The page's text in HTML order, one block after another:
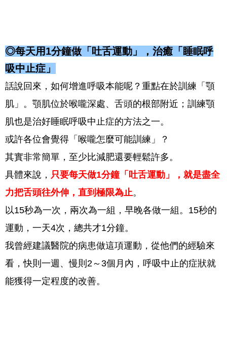
◎每天用1分鐘做「吐舌運動」，治癒「睡眠呼
吸中止症」
話說回來，如何增進呼吸本能呢？重點在於訓練「顎
肌」。顎肌位於喉嚨深處、舌頭的根部附近；訓練顎
肌也是治好睡眠呼吸中止症的方法之一。
或許各位會覺得「喉嚨怎麼可能訓練」？
其實非常簡單，至少比減肥還要輕鬆許多。
具體來說， 只要每天做1分鐘「吐舌運動」，就是盡全
力把舌頭往外伸，直到極限為止。
以15秒為一次，兩次為一組，早晚各做一組。15秒的
運動，一天4次，總共才1分鐘。
我曾經建議醫院的病患做這項運動，從他們的經驗來
看，快則一週、慢則2～3個月內，呼吸中止的症狀就
能獲得一定程度的改善。